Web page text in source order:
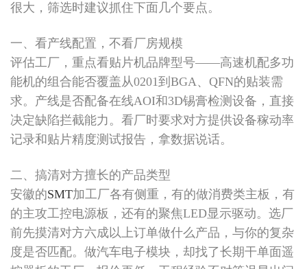
很大，筛选时建议抓住下面几个要点。
一、看产线配置，不看厂房规模
评估工厂，重点看贴片机品牌型号——高速机配多功
能机的组合能否覆盖从0201到BGA、QFN的贴装需
求。产线是否配备在线AOI和3D锡膏检测设备，直接
决定缺陷拦截能力。看厂时要求对方提供设备稼动率
记录和贴片精度测试报告，拿数据说话。
二、搞清对方擅长的产品类型
安徽的SMT加工厂各有侧重，有的做消费类主板，有
的主攻工控电源板，还有的聚焦LED显示驱动。选厂
前先摸清对方六成以上订单做什么产品，与你的复杂
度是否匹配。做汽车电子模块，却找了长期干单面遥